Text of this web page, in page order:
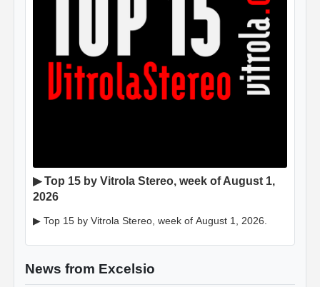
▶ Top 15 by Vitrola Stereo, week of August 1,
2026
▶ Top 15 by Vitrola Stereo, week of August 1, 2026.
News from Excelsio